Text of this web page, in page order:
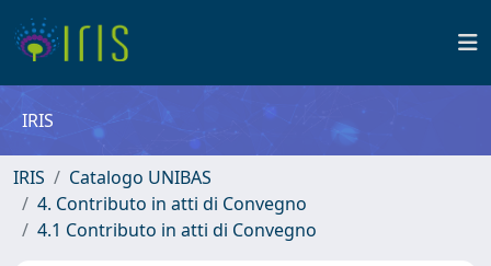
IRIS
IRIS
Catalogo UNIBAS
4. Contributo in atti di Convegno
4.1 Contributo in atti di Convegno